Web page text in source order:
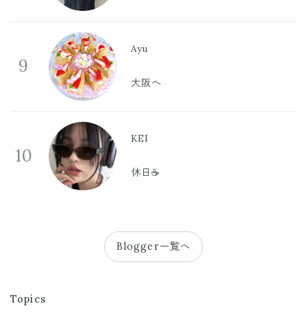
9
Ayu
大阪へ
10
KEI
休日☕️
Blogger一覧へ
Topics